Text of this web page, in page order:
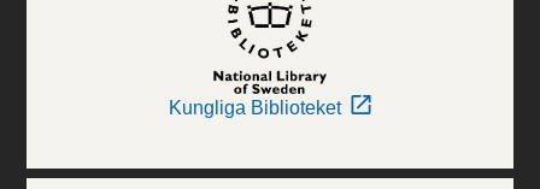
Kungliga Biblioteket